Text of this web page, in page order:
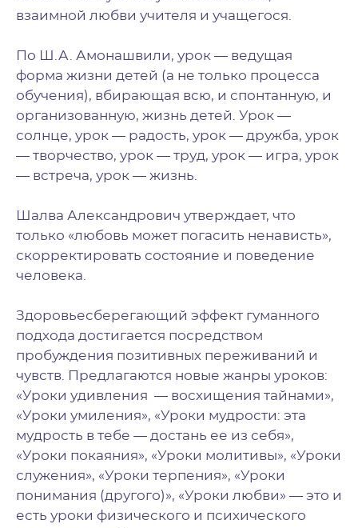
взаимной любви учителя и учащегося.
По Ш.А. Амонашвили, урок — ведущая
форма жизни детей (а не только процесса
обучения), вбирающая всю, и спонтанную, и
организованную, жизнь детей. Урок —
солнце, урок — радость, урок — дружба, урок
— творчество, урок — труд, урок — игра, урок
— встреча, урок — жизнь.
Шалва Александрович утверждает, что
только «любовь может погасить ненависть»,
скорректировать состояние и поведение
человека.
Здоровьесберегающий эффект гуманного
подхода достигается посредством
пробуждения позитивных переживаний и
чувств. Предлагаются новые жанры уроков:
«Уроки удивления — восхищения тайнами»,
«Уроки умиления», «Уроки мудрости: эта
мудрость в тебе — достань ее из себя»,
«Уроки покаяния», «Уроки молитивы», «Уроки
служения», «Уроки терпения», «Уроки
понимания (другого)», «Уроки любви» — это и
есть уроки физического и психического